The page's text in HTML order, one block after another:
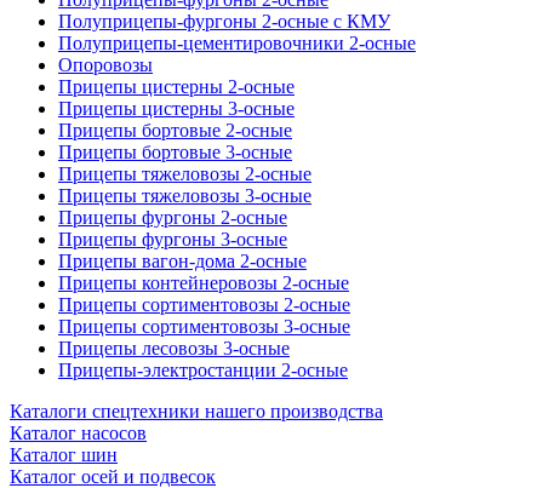
Полуприцепы-фургоны 2-осные с КМУ
Полуприцепы-цементировочники 2-осные
Опоровозы
Прицепы цистерны 2-осные
Прицепы цистерны 3-осные
Прицепы бортовые 2-осные
Прицепы бортовые 3-осные
Прицепы тяжеловозы 2-осные
Прицепы тяжеловозы 3-осные
Прицепы фургоны 2-осные
Прицепы фургоны 3-осные
Прицепы вагон-дома 2-осные
Прицепы контейнеровозы 2-осные
Прицепы сортиментовозы 2-осные
Прицепы сортиментовозы 3-осные
Прицепы лесовозы 3-осные
Прицепы-электростанции 2-осные
Каталоги спецтехники нашего производства
Каталог насосов
Каталог шин
Каталог осей и подвесок